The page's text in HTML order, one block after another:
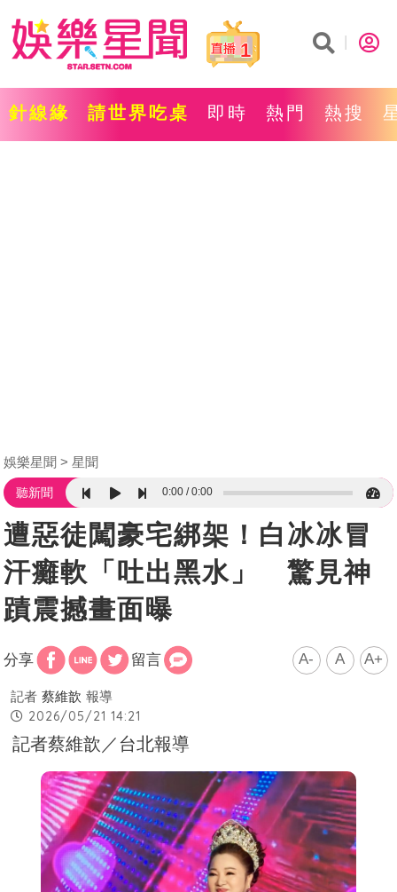
1
針線緣 請世界吃桌 即時 熱門 熱搜
娛樂星聞 星聞
聽新聞 0:00 0:00
遭惡徒闖豪宅綁架！白冰冰冒
汗癱軟「吐出黑水」 驚見神
蹟震撼畫面曝
分享 留言 A- A A+
記者 蔡維歆 報導
2026/05/21 14:21
記者蔡維歆／台北報導